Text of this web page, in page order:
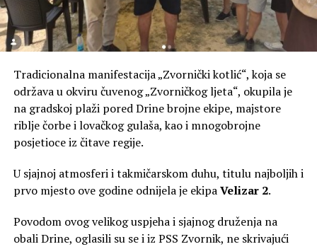
(BN) Foto: BN
Tradicionalna manifestacija „Zvornički kotlić“, koja se
održava u okviru čuvenog „Zvorničkog ljeta“, okupila je
na gradskoj plaži pored Drine brojne ekipe, majstore
riblje čorbe i lovačkog gulaša, kao i mnogobrojne
posjetioce iz čitave regije.
U sjajnoj atmosferi i takmičarskom duhu, titulu najboljih i
prvo mjesto ove godine odnijela je ekipaVelizar 2.
Povodom ovog velikog uspjeha i sjajnog druženja na
obali Drine, oglasili su se i iz PSS Zvornik, ne skrivajući